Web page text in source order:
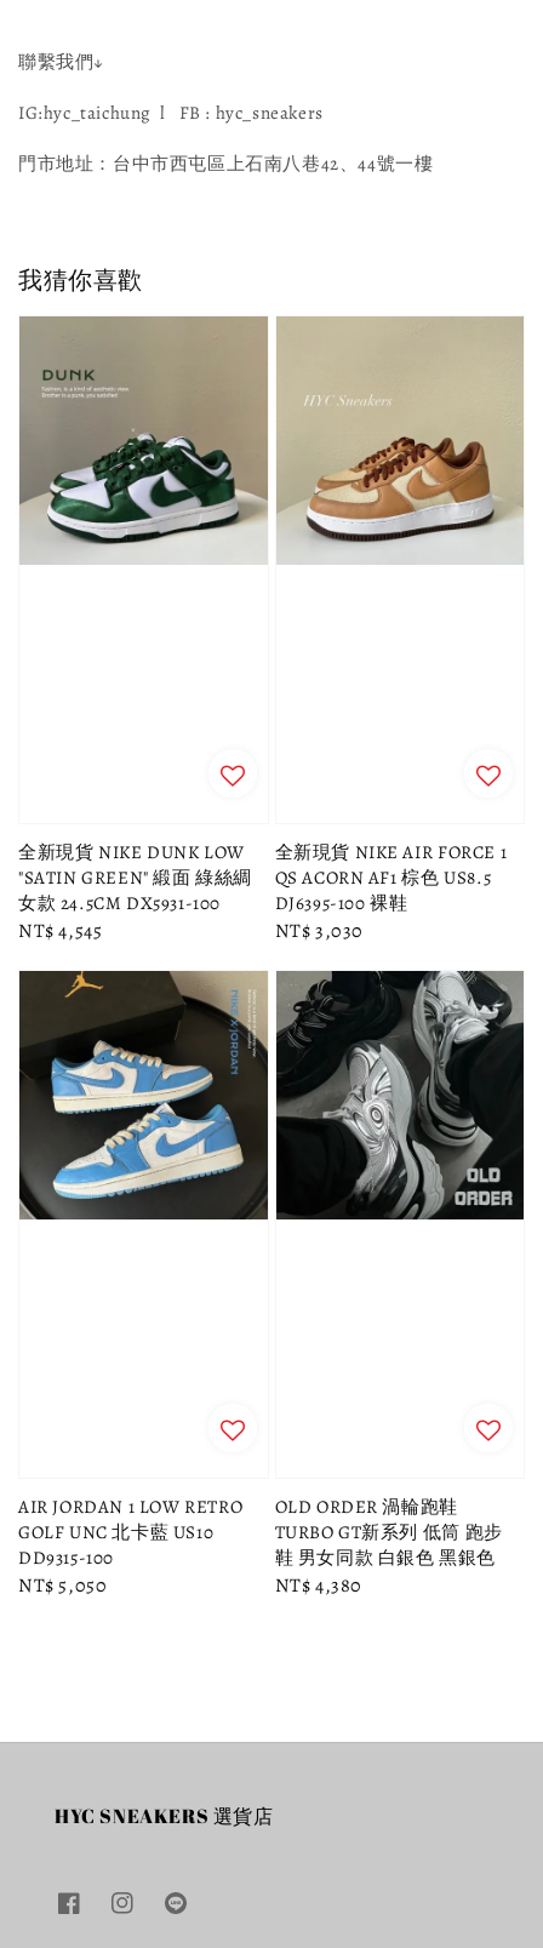
聯繫我們↓
IG:hyc_taichung l FB : hyc_sneakers
門市地址：台中市西屯區上石南八巷42、44號一樓
我猜你喜歡
全新現貨 NIKE DUNK LOW
"SATIN GREEN" 緞面 綠絲綢
女款 24.5CM DX5931-100
Regular
NT$ 4,545
全新現貨 NIKE AIR FORCE 1
QS ACORN AF1 棕色 US8.5
DJ6395-100 裸鞋
Regular
NT$ 3,030
AIR JORDAN 1 LOW RETRO
GOLF UNC 北卡藍 US10
DD9315-100
Regular
NT$ 5,050
OLD ORDER 渦輪跑鞋
TURBO GT新系列 低筒 跑步
鞋 男女同款 白銀色 黑銀色
Regular
NT$ 4,380
HYC SNEAKERS 選貨店